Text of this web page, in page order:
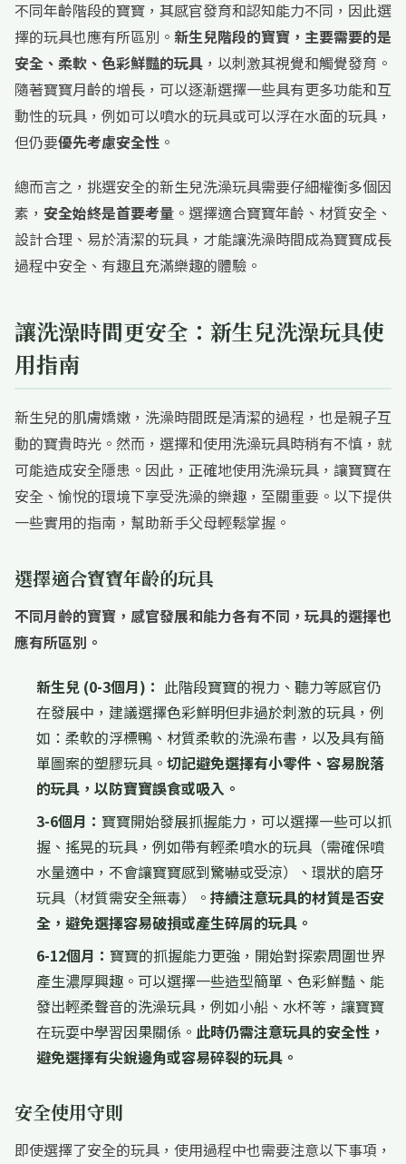
不同年齡階段的寶寶，其感官發育和認知能力不同，因此選
擇的玩具也應有所區別。 新生兒階段的寶寶，主要需要的是
安全、柔軟、色彩鮮豔的玩具 ，以刺激其視覺和觸覺發育。
隨著寶寶月齡的增長，可以逐漸選擇一些具有更多功能和互
動性的玩具，例如可以噴水的玩具或可以浮在水面的玩具，
但仍要優先考慮安全性 。
總而言之，挑選安全的新生兒洗澡玩具需要仔細權衡多個因
素， 安全始終是首要考量 。選擇適合寶寶年齡、材質安全、
設計合理、易於清潔的玩具，才能讓洗澡時間成為寶寶成長
過程中安全、有趣且充滿樂趣的體驗。
讓洗澡時間更安全：新生兒洗澡玩具使
用指南
新生兒的肌膚嬌嫩，洗澡時間既是清潔的過程，也是親子互
動的寶貴時光。然而，選擇和使用洗澡玩具時稍有不慎，就
可能造成安全隱患。因此，正確地使用洗澡玩具，讓寶寶在
安全、愉悅的環境下享受洗澡的樂趣，至關重要。以下提供
一些實用的指南，幫助新手父母輕鬆掌握。
選擇適合寶寶年齡的玩具
不同月齡的寶寶，感官發展和能力各有不同，玩具的選擇也
應有所區別。
新生兒 (0-3個月)： 此階段寶寶的視力、聽力等感官仍
在發展中，建議選擇色彩鮮明但非過於刺激的玩具，例
如：柔軟的浮標鴨、材質柔軟的洗澡布書，以及具有簡
單圖案的塑膠玩具。 切記避免選擇有小零件、容易脫落
的玩具，以防寶寶誤食或吸入。
3-6個月： 寶寶開始發展抓握能力，可以選擇一些可以抓
握、搖晃的玩具，例如帶有輕柔噴水的玩具（需確保噴
水量適中，不會讓寶寶感到驚嚇或受涼）、環狀的磨牙
玩具（材質需安全無毒）。 持續注意玩具的材質是否安
全，避免選擇容易破損或產生碎屑的玩具。
6-12個月： 寶寶的抓握能力更強，開始對探索周圍世界
產生濃厚興趣。可以選擇一些造型簡單、色彩鮮豔、能
發出輕柔聲音的洗澡玩具，例如小船、水杯等，讓寶寶
在玩耍中學習因果關係。 此時仍需注意玩具的安全性，
避免選擇有尖銳邊角或容易碎裂的玩具。
安全使用守則
即使選擇了安全的玩具，使用過程中也需要注意以下事項，